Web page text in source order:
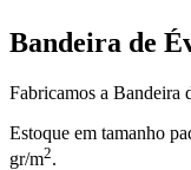
Bandeira de
Fabricamos a Bandeira
Estoque em tamanho
gr/m2.